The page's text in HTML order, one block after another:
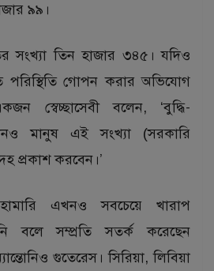
৯৯।
সংখ্যা তিন হাজার ৩৪৫। যদিও
পরিস্থিতি গোপন করার অভিযোগ
স্বেচ্ছাসেবী বলেন, ‘বুদ্ধি-
মানুষ এই সংখ্যা (সরকারি
প্রকাশ করবেন।’
এখনও সবচেয়ে খারাপ
বলে সম্প্রতি সতর্ক করেছেন
গুতেরেস। সিরিয়া, লিবিয়া